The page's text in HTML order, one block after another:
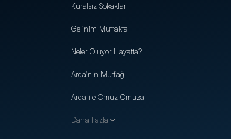
Kuralsız Sokaklar
Gelinim Mutfakta
Neler Oluyor Hayatta?
Arda'nın Mutfağı
Arda ile Omuz Omuza
Daha Fazla